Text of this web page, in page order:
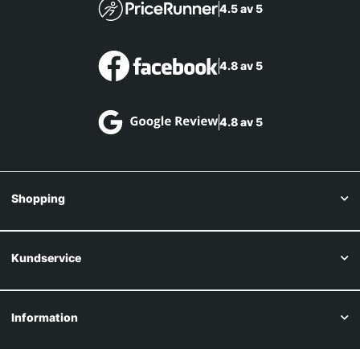
4.5 av 5
4.8 av 5
4.8 av 5
Shopping
Kundservice
Information